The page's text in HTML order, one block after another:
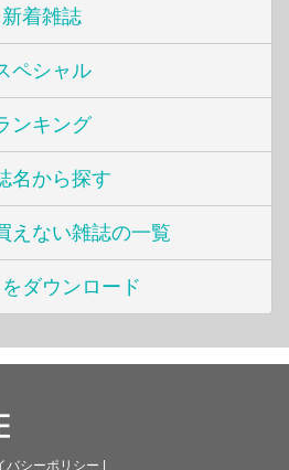
新着雑誌
ペシャル
ンキング
名から探す
えない雑誌の一覧
ダウンロード
バシーポリシー